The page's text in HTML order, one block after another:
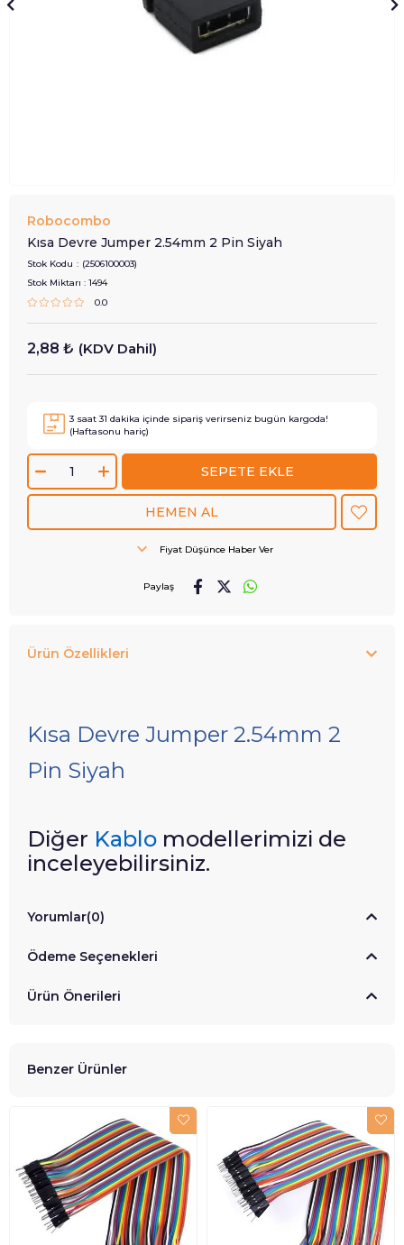
Robocombo
Kısa Devre Jumper 2.54mm 2 Pin Siyah
Stok Kodu
(2506100003)
Stok Miktarı : 1494
0.0
2,88 ₺ (KDV Dahil)
3 saat31 dakika içinde sipariş verirseniz bugün kargoda!
(Haftasonu hariç)
Fiyat Düşünce Haber Ver
Paylaş
Ürün Özellikleri
Kısa Devre Jumper 2.54mm 2
Pin Siyah
Diğer Kablo modellerimizi de
inceleyebilirsiniz.
Yorumlar(0)
Ödeme Seçenekleri
Ürün Önerileri
Benzer Ürünler